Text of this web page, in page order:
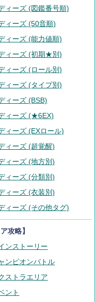
ィーズ (図鑑番号順)
ィーズ (50音順)
ィーズ (能力値順)
ィーズ (初期★別)
ィーズ (ロール別)
ィーズ (タイプ別)
ィーズ (BSB)
ィーズ (★6EX)
ィーズ (EXロール)
ィーズ (超覚醒)
ィーズ (地方別)
ィーズ (分類別)
ィーズ (衣装別)
ィーズ (その他タグ)
攻略】
ンストーリー
ンピオンバトル
ストラエリア
ント